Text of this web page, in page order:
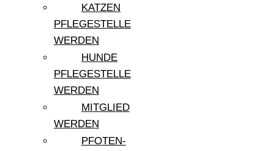
KATZEN
PFLEGESTELLE
WERDEN
HUNDE
PFLEGESTELLE
WERDEN
MITGLIED
WERDEN
PFOTEN-